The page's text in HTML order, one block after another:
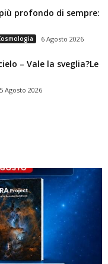
profondo di sempre:
6 Agosto 2026
– Vale la sveglia?Le
5 Agosto 2026